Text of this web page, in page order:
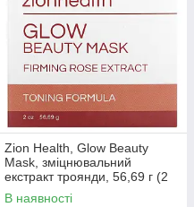
Zion Health, Glow Beauty
Mask, зміцнювальний
екстракт троянди, 56,69 г (2
унції)
В наявності